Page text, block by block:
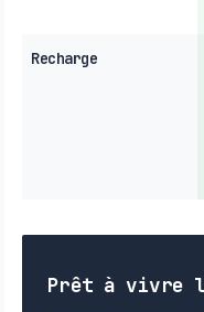
Recharge
Prêt à vivre